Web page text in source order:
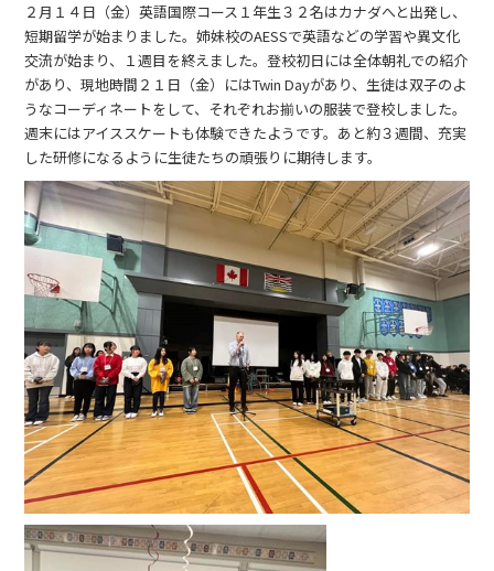
２月１４日（金）英語国際コース１年生３２名はカナダへと出発し、
短期留学が始まりました。姉妹校のAESSで英語などの学習や異文化
交流が始まり、１週目を終えました。登校初日には全体朝礼での紹介
があり、現地時間２１日（金）にはTwin Dayがあり、生徒は双子のよ
うなコーディネートをして、それぞれお揃いの服装で登校しました。
週末にはアイススケートも体験できたようです。あと約３週間、充実
した研修になるように生徒たちの頑張りに期待します。